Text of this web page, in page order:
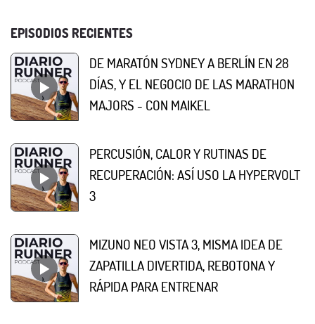
EPISODIOS RECIENTES
DE MARATÓN SYDNEY A BERLÍN EN 28
DÍAS, Y EL NEGOCIO DE LAS MARATHON
MAJORS - CON MAIKEL
PERCUSIÓN, CALOR Y RUTINAS DE
RECUPERACIÓN: ASÍ USO LA HYPERVOLT
3
MIZUNO NEO VISTA 3, MISMA IDEA DE
ZAPATILLA DIVERTIDA, REBOTONA Y
RÁPIDA PARA ENTRENAR